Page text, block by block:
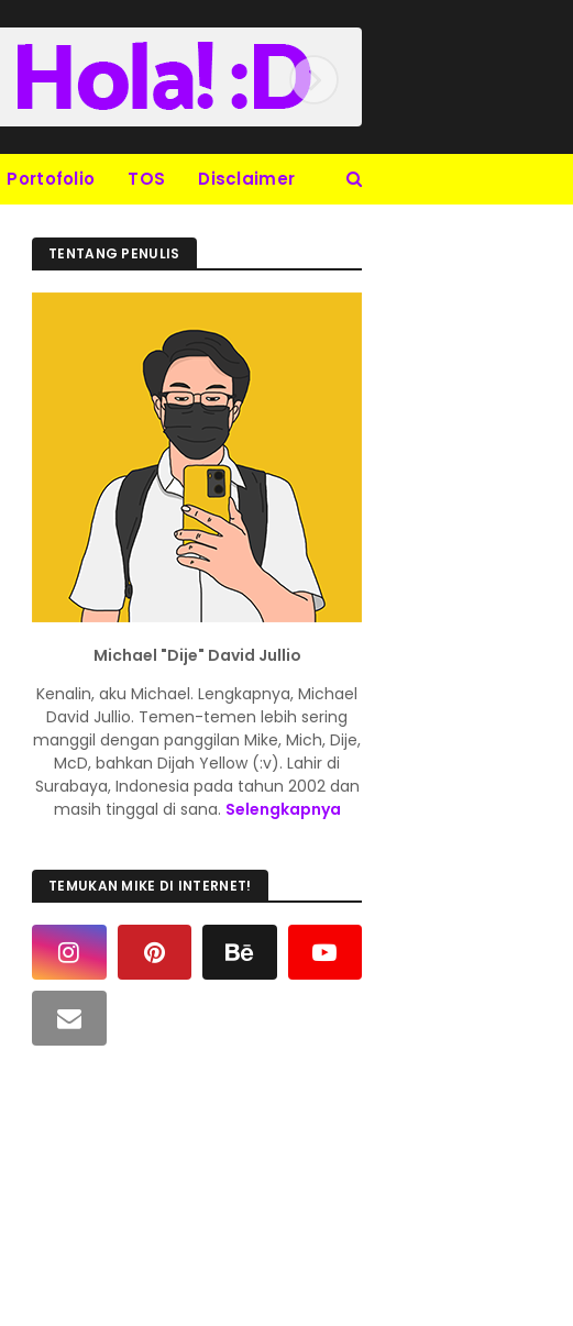
Portofolio TOS Disclaimer
TENTANG PENULIS
Michael "Dije" David Jullio
Kenalin, aku Michael. Lengkapnya, Michael
David Jullio. Temen-temen lebih sering
manggil dengan panggilan Mike, Mich, Dije,
McD, bahkan Dijah Yellow (:v). Lahir di
Surabaya, Indonesia pada tahun 2002 dan
masih tinggal di sana. Selengkapnya
TEMUKAN MIKE DI INTERNET!